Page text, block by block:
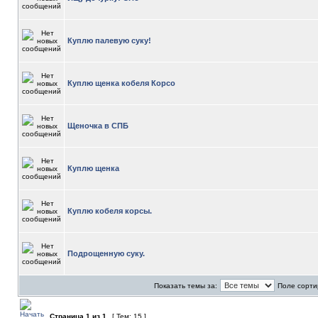
Куплю палевую суку!
Куплю щенка кобеля Корсо
Щеночка в СПБ
Куплю щенка
Куплю кобеля корсы.
Подрощенную суку.
Показать темы за: Поле
Страница 1 из 1 [ Тем: 15 ]